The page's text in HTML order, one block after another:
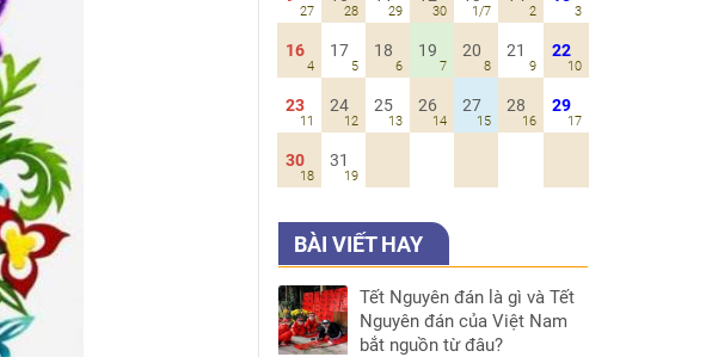
27 28 29 30 1/7 2 3
16
4
17
5
18
6
19
7
20
8
21
9
22
10
23
11
24
12
25
13
26
14
27
15
28
16
29
17
30
18
31
19
BÀI VIẾT HAY
Tết Nguyên đán là gì và Tết
Nguyên đán của Việt Nam
bắt nguồn từ đâu?